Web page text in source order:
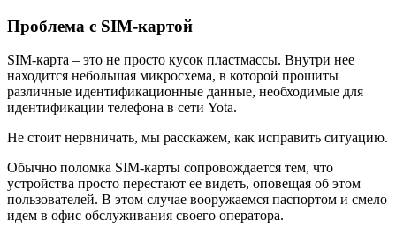
Проблема с SIM-картой
SIM-карта – это не просто кусок пластмассы. Внутри нее
находится небольшая микросхема, в которой прошиты
различные идентификационные данные, необходимые для
идентификации телефона в сети Yota.
Не стоит нервничать, мы расскажем, как исправить ситуацию.
Обычно поломка SIM-карты сопровождается тем, что
устройства просто перестают ее видеть, оповещая об этом
пользователей. В этом случае вооружаемся паспортом и смело
идем в офис обслуживания своего оператора.